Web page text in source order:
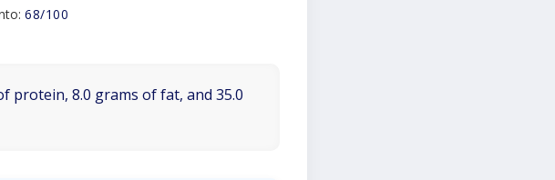
68/100
protein, 8.0 grams of fat, and 35.0